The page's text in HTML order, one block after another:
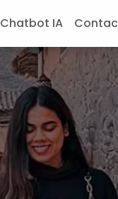
Chatbot IA